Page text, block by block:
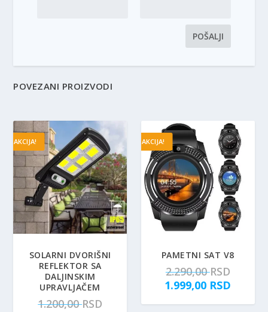
POVEZANI PROIZVODI
AKCIJA!
SOLARNI DVORIŠNI
REFLEKTOR SA
DALJINSKIM
UPRAVLJAČEM
1.200,00RSD
AKCIJA!
PAMETNI SAT V8
2.290,00RSDO
r
1.999,00 RSD